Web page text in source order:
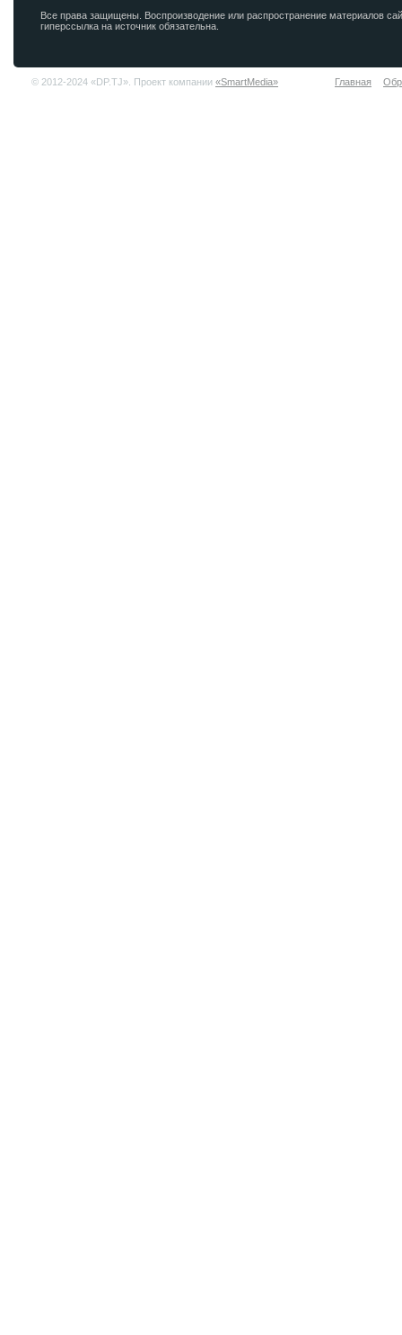
Все права защищены. Воспроизводение или распространение материалов
гиперссылка на источник обязательна.
© 2012-2024 «DP.TJ». Проект компании «SmartMedia» Главная